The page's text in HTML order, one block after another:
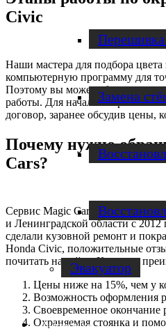
Перешивка
Замена
Эвакуатор
Диагностика
Civic
Наши мастера для подбора
компьютерную программу для
Поэтому вы можете быть
работы. Для начала покраски
договор, заранее обсудив цены,
Почему нужно
Cars?
Сервис Magic Cars работает на
и Ленинградской области с 2012
сделали кузовной ремонт и
Honda Civic, положительные
почитать на сайте. К нашим
Цены ниже на 15%, чем у
Возможность оформления
Своевременное окончание
Охраняемая стоянка и